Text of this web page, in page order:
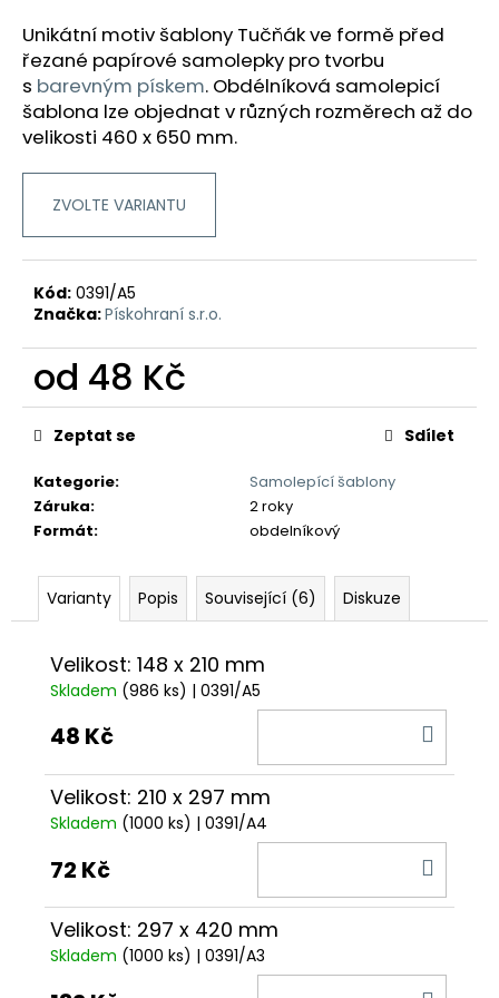
Unikátní motiv šablony Tučňák ve formě před
řezané papírové samolepky pro tvorbu
s barevným pískem. Obdélníková samolepicí
šablona lze objednat v různých rozměrech až do
velikosti 460 x 650 mm.
ZVOLTE VARIANTU
Kód: 0391/A5
Značka:Pískohraní s.r.o.
od 48 Kč
Měrná
cena:
Kategorie:
Samolepící šablony
Záruka:
2 roky
Formát: obdelníkový
Zeptat se Sdílet
Varianty Popis Související (6) Diskuze
Velikost: 148 x 210 mm
Skladem (986 ks) | 0391/A5
48 Kč
Velikost: 210 x 297 mm
Skladem (1000 ks) | 0391/A4
72 Kč
Velikost: 297 x 420 mm
Skladem (1000 ks) | 0391/A3
a
j
í
t
?
HLEDAT
D
o
p
o
u
č
u
e